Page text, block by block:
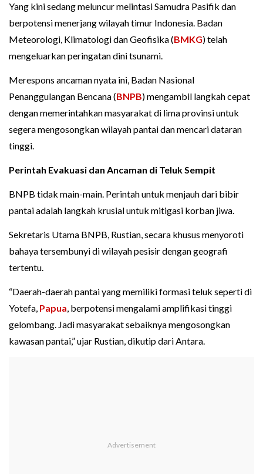
Yang kini sedang meluncur melintasi Samudra Pasifik dan
berpotensi menerjang wilayah timur Indonesia. Badan
Meteorologi, Klimatologi dan Geofisika (BMKG) telah
mengeluarkan peringatan dini tsunami.
Merespons ancaman nyata ini, Badan Nasional
Penanggulangan Bencana (BNPB) mengambil langkah cepat
dengan memerintahkan masyarakat di lima provinsi untuk
segera mengosongkan wilayah pantai dan mencari dataran
tinggi.
Perintah Evakuasi dan Ancaman di Teluk Sempit
BNPB tidak main-main. Perintah untuk menjauh dari bibir
pantai adalah langkah krusial untuk mitigasi korban jiwa.
Sekretaris Utama BNPB, Rustian, secara khusus menyoroti
bahaya tersembunyi di wilayah pesisir dengan geografi
tertentu.
“Daerah-daerah pantai yang memiliki formasi teluk seperti di
Yotefa, Papua, berpotensi mengalami amplifikasi tinggi
gelombang. Jadi masyarakat sebaiknya mengosongkan
kawasan pantai,” ujar Rustian, dikutip dari Antara.